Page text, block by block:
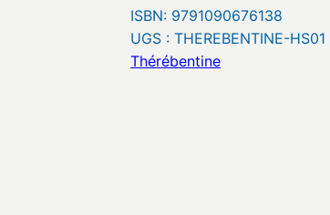
–
HS01
–
ISBN: 9791090676138
UGS : THEREBENTINE-HS01
Thérébentine